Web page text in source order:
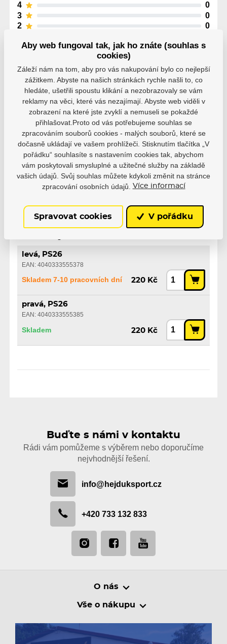
4
0
3
0
2
0
Parametry
Výrobce Powerslide
Strana Levá Pravá
levá, PS26
EAN: 4040333555378
Skladem 7-10 pracovních dní 220 Kč
pravá, PS26
EAN: 4040333555385
Skladem 220 Kč
Buďte s námi v kontaktu
Rádi vám pomůžeme s výběrem nebo doporučíme
nejvhodnější řešení.
info@hejduksport.cz
+420 733 132 833
O nás
Vše o nákupu
Aby web fungoval tak, jak ho znáte (souhlas s
cookies)
Záleží nám na tom, aby pro vás nakupování bylo co nejlepší
zážitkem. Abyste na našich stránkách rychle našli to, co
hledáte, ušetřili spoustu klikání a nezobrazovaly se vám
reklamy na věci, které vás nezajímají. Abyste web viděli v
zobrazení na které jste zvyklí a nemuseli se pokaždé
přihlašovat.Proto od vás potřebujeme souhlas se
zpracováním souborů cookies - malých souborů, které se
dočasně ukládají ve vašem prohlížeči. Stisknutím tlačítka „V
pořádku“ souhlasíte s nastavením cookies tak, abychom
vám poskytovali smysluplné a užitečné služby na základě
vašich údajů. Svůj souhlas můžete kdykoli změnit na stránce
zpracování osobních údajů.
Více informací
Spravovat cookies V pořádku